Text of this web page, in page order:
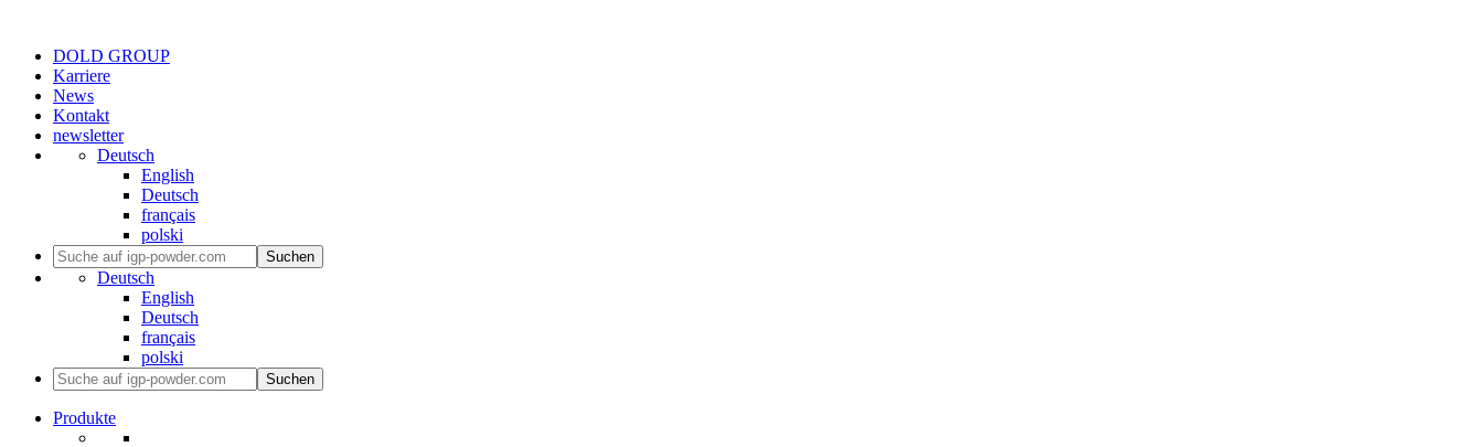
DOLD GROUP
Karriere
News
Kontakt
newsletter
Deutsch
English
Deutsch
français
polski
Suchen
Deutsch
English
Deutsch
français
polski
Suchen
Produkte